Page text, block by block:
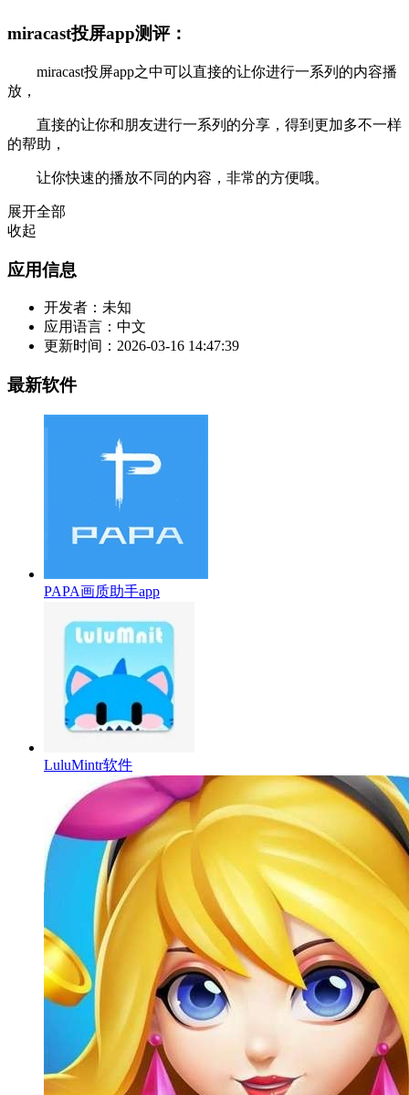
miracast投屏app测评：
miracast投屏app之中可以直接的让你进行一系列的内容播
放，
直接的让你和朋友进行一系列的分享，得到更加多不一样
的帮助，
让你快速的播放不同的内容，非常的方便哦。
展开全部
收起
应用信息
开发者： 未知
应用语言： 中文
更新时间： 2026-03-16 14:47:39
最新软件
PAPA画质助手app
LuluMintr软件